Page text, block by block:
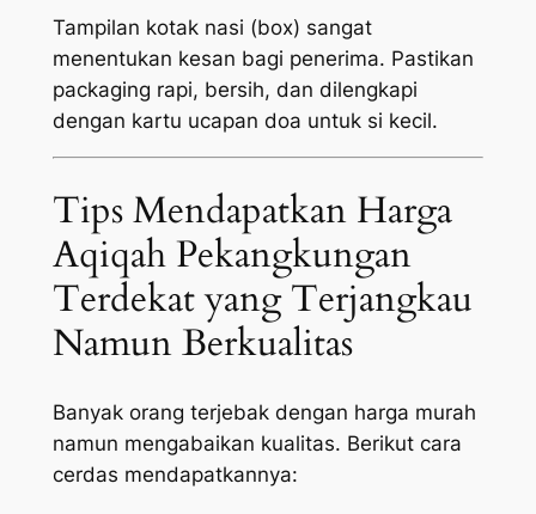
Tampilan kotak nasi (box) sangat
menentukan kesan bagi penerima. Pastikan
packaging rapi, bersih, dan dilengkapi
dengan kartu ucapan doa untuk si kecil.
Tips Mendapatkan Harga
Aqiqah Pekangkungan
Terdekat yang Terjangkau
Namun Berkualitas
Banyak orang terjebak dengan harga murah
namun mengabaikan kualitas. Berikut cara
cerdas mendapatkannya: